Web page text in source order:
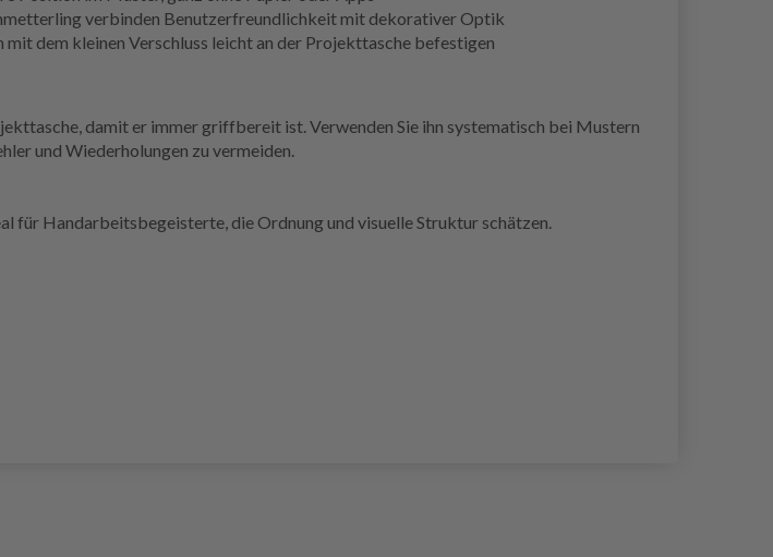
verbinden Benutzerfreundlichkeit mit dekorativer Optik
dem kleinen Verschluss leicht an der Projekttasche befestigen
damit er immer griffbereit ist. Verwenden Sie ihn systematisch bei Mustern
und Wiederholungen zu vermeiden.
für Handarbeitsbegeisterte, die Ordnung und visuelle Struktur schätzen.